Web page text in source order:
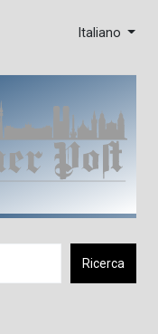
Italiano
Ricerca